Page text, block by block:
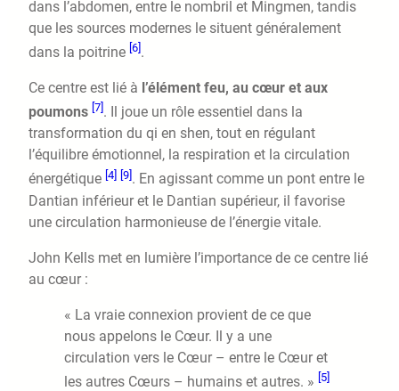
dans l’abdomen, entre le nombril et Mingmen, tandis
que les sources modernes le situent généralement
dans la poitrine [6].
Ce centre est lié à l’élément feu, au cœur et aux
poumons [7] . Il joue un rôle essentiel dans la
transformation du qi en shen, tout en régulant
l’équilibre émotionnel, la respiration et la circulation
énergétique [4] [9]. En agissant comme un pont entre le
Dantian inférieur et le Dantian supérieur, il favorise
une circulation harmonieuse de l’énergie vitale.
John Kells met en lumière l’importance de ce centre lié
au cœur :
« La vraie connexion provient de ce que
nous appelons le Cœur. Il y a une
circulation vers le Cœur – entre le Cœur et
les autres Cœurs – humains et autres. » [5]